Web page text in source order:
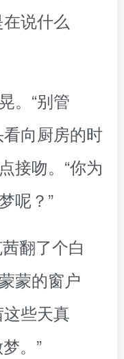
说什么
。“别管
向厨房的时
接吻。“你为
呢？”
翻了个白
蒙的窗户
这些天真
。”